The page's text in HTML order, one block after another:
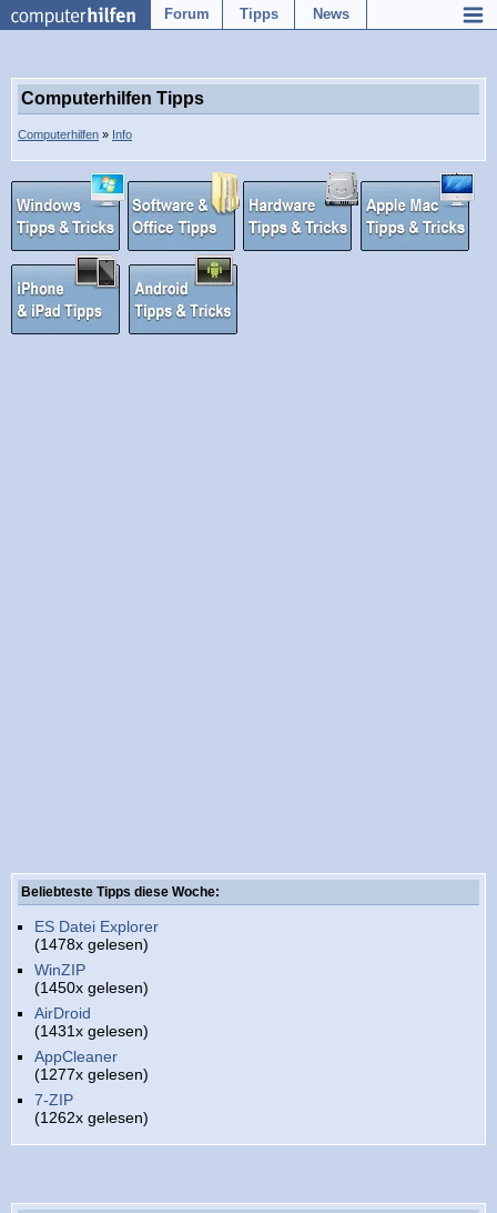
Forum Tipps News
Computerhilfen Tipps
Computerhilfen » Info
Beliebteste Tipps diese Woche:
ES Datei Explorer
(1478x gelesen)
WinZIP
(1450x gelesen)
AirDroid
(1431x gelesen)
AppCleaner
(1277x gelesen)
7-ZIP
(1262x gelesen)